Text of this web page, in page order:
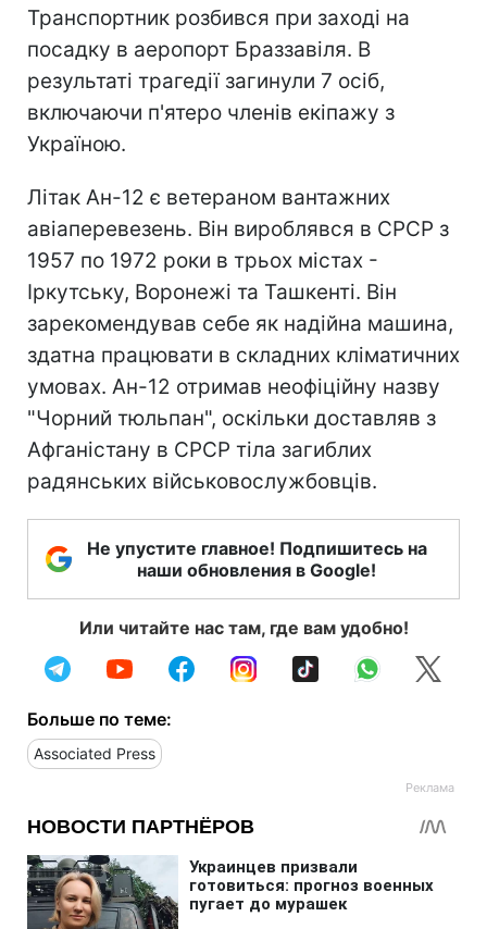
Транспортник розбився при заході на
посадку в аеропорт Браззавіля. В
результаті трагедії загинули 7 осіб,
включаючи п'ятеро членів екіпажу з
Україною.
Літак Ан-12 є ветераном вантажних
авіаперевезень. Він вироблявся в СРСР з
1957 по 1972 роки в трьох містах -
Іркутську, Воронежі та Ташкенті. Він
зарекомендував себе як надійна машина,
здатна працювати в складних кліматичних
умовах. Ан-12 отримав неофіційну назву
"Чорний тюльпан", оскільки доставляв з
Афганістану в СРСР тіла загиблих
радянських військовослужбовців.
Не упустите главное! Подпишитесь на
наши обновления в Google!
Или читайте нас там, где вам удобно!
Больше по теме:
Associated Press